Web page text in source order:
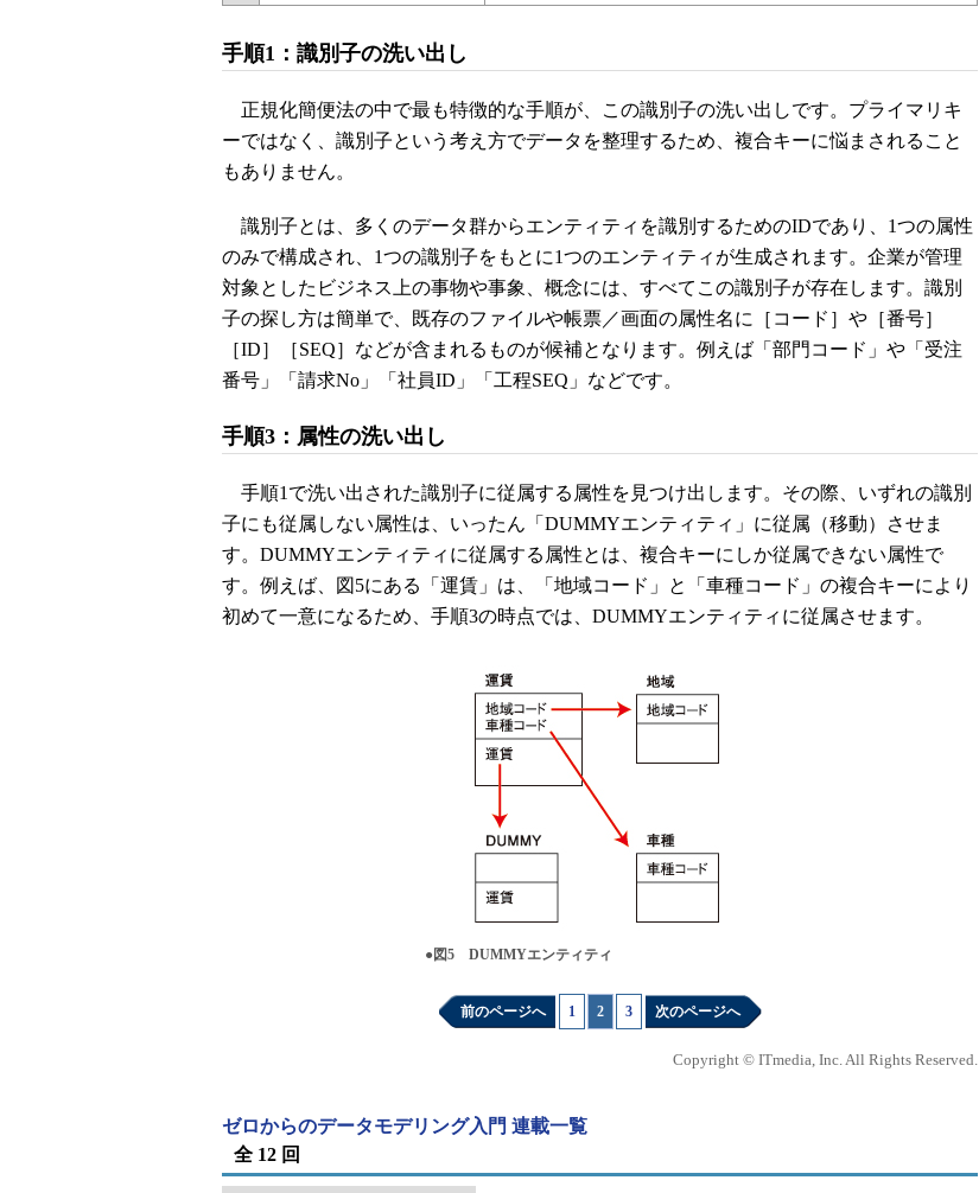
手順1：識別子の洗い出し
正規化簡便法の中で最も特徴的な手順が、この識別子の洗い出しです。プライマリキ
ーではなく、識別子という考え方でデータを整理するため、複合キーに悩まされること
もありません。
識別子とは、多くのデータ群からエンティティを識別するためのIDであり、1つの属性
のみで構成され、1つの識別子をもとに1つのエンティティが生成されます。企業が管理
対象としたビジネス上の事物や事象、概念には、すべてこの識別子が存在します。識別
子の探し方は簡単で、既存のファイルや帳票／画面の属性名に［コード］や［番号］
［ID］［SEQ］などが含まれるものが候補となります。例えば「部門コード」や「受注
番号」「請求No」「社員ID」「工程SEQ」などです。
手順3：属性の洗い出し
手順1で洗い出された識別子に従属する属性を見つけ出します。その際、いずれの識別
子にも従属しない属性は、いったん「DUMMYエンティティ」に従属（移動）させま
す。DUMMYエンティティに従属する属性とは、複合キーにしか従属できない属性で
す。例えば、図5にある「運賃」は、「地域コード」と「車種コード」の複合キーにより
初めて一意になるため、手順3の時点では、DUMMYエンティティに従属させます。
●図5 DUMMYエンティティ
前のページへ 1 2 3 次のページへ
Copyright © ITmedia, Inc. All Rights Reserved.
ゼロからのデータモデリング入門 連載一覧
全 12 回